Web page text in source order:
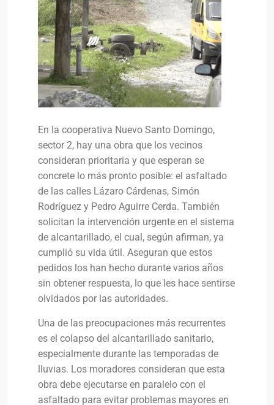
En la cooperativa Nuevo Santo Domingo,
sector 2, hay una obra que los vecinos
consideran prioritaria y que esperan se
concrete lo más pronto posible: el asfaltado
de las calles Lázaro Cárdenas, Simón
Rodríguez y Pedro Aguirre Cerda. También
solicitan la intervención urgente en el sistema
de alcantarillado, el cual, según afirman, ya
cumplió su vida útil. Aseguran que estos
pedidos los han hecho durante varios años
sin obtener respuesta, lo que les hace sentirse
olvidados por las autoridades.
Una de las preocupaciones más recurrentes
es el colapso del alcantarillado sanitario,
especialmente durante las temporadas de
lluvias. Los moradores consideran que esta
obra debe ejecutarse en paralelo con el
asfaltado para evitar problemas mayores en